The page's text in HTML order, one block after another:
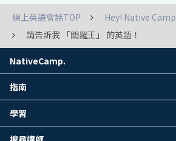
線上英語會話TOP
Hey! Native Camp
請告訴我 「閻羅王」 的英語！
NativeCamp.
指南
學習